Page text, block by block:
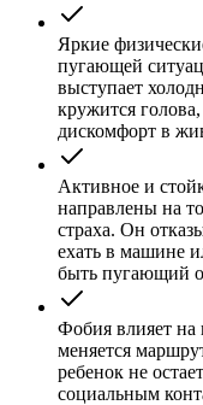
Яркие
пугающей
выступает
кружится
дискомфорт в
Активное и
направлены на
страха. Он
ехать в машине
быть пугающий
Фобия влияет
меняется
ребенок не
социальным